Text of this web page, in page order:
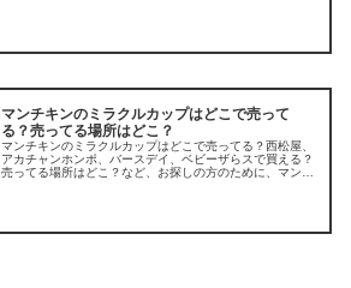
マンチキンのミラクルカップはどこで売って
る？売ってる場所はどこ？
マンチキンのミラクルカップはどこで売ってる？西松屋、
アカチャンホンポ、バースデイ、ベビーザらスで買える？
売ってる場所はどこ？など、お探しの方のために、マンチ